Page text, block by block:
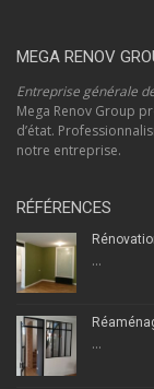
MEGA RENOV
Entreprise générale
Mega Renov Group
d’état.
notre entreprise.
RÉFÉRENCES
...
...